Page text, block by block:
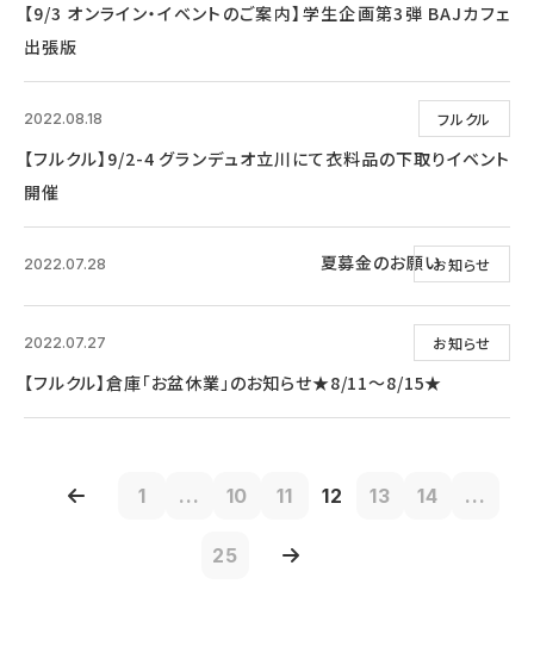
【9/3 オンライン・イベントのご案内】学生企画第3弾 BAJカフェ
出張版
フルクル
2022.08.18
【フルクル】9/2-4 グランデュオ立川にて衣料品の下取りイベント
開催
お知らせ
2022.07.28 夏募金のお願い
お知らせ
2022.07.27
【フルクル】倉庫「お盆休業」のお知らせ★8/11～8/15★
1 ... 10 11 12 13 14 ...
25